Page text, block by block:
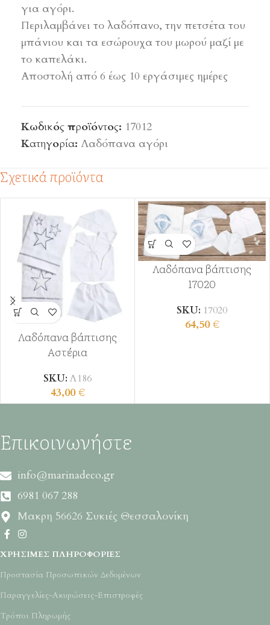
για αγόρι.
Περιλαμβάνει το λαδόπανο, την πετσέτα του
μπάνιου και τα εσώρουχα του μωρού μαζί με
το καπελάκι.
Αποστολή από 6 έως 10 εργάσιμες ημέρες
Κωδικός προϊόντος: 17012
Κατηγορία: Λαδόπανα αγόρι
Σχετικά προϊόντα
Λαδόπανα βάπτισης
Αστέρια
SKU: Λ186
43,00€
Λαδόπανα βάπτισης
17020
SKU: 17020
64,50€
Επικοινωνήστε
info@marinadeco.gr
6981 067 288
Μακρη 56626 Συκιές Θεσσαλονίκη
ΧΡΉΣΙΜΕΣ ΠΛΗΡΟΦΟΡΊΕΣ
Προστασία Προσωπικών Δεδομένων
Παραγγελίες-Ακυρώσεις-Επιστροφές
Τρόποι Πληρωμής